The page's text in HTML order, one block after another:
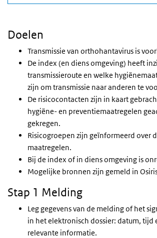
Doelen
Transmissie van orthohantavirus is
De index (en diens omgeving) heeft
transmissieroute en welke
zijn om transmissie naar anderen te
De risicocontacten zijn in kaart
hygiëne- en preventiemaatregelen
gekregen.
Risicogroepen zijn geïnformeerd over
maatregelen.
Bij de index of in diens omgeving is
Mogelijke bronnen zijn gemeld in
Stap 1 Melding
Leg gegevens van de melding of het
in het elektronisch dossier: datum, tijd
relevante informatie.